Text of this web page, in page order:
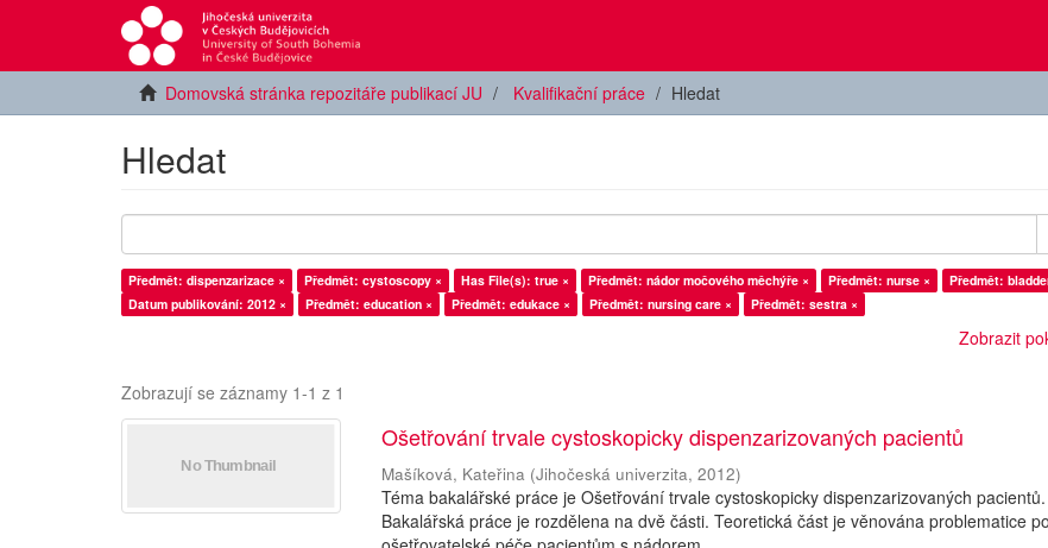
Domovská stránka repozitáře publikací JU Kvalifikační práce Hledat
Hledat
Předmět: dispenzarizace × Předmět: cystoscopy × Has File(s): true × Předmět: nádor močového měchýře × Předmět: nurse ×
Předmět:
Datum publikování: 2012 ×
Předmět: education × Předmět: edukace × Předmět: nursing care × Předmět: sestra ×
Zobrazit
Zobrazují se záznamy 1-1 z 1
Ošetřování trvale cystoskopicky dispenzarizovaných pacientů
Mašíková, Kateřina (Jihočeská univerzita,2012)
Téma bakalářské práce je Ošetřování trvale cystoskopicky dispenzarizovaných pacientů.
Bakalářská práce je rozdělena na dvě části. Teoretická část je věnována problematice